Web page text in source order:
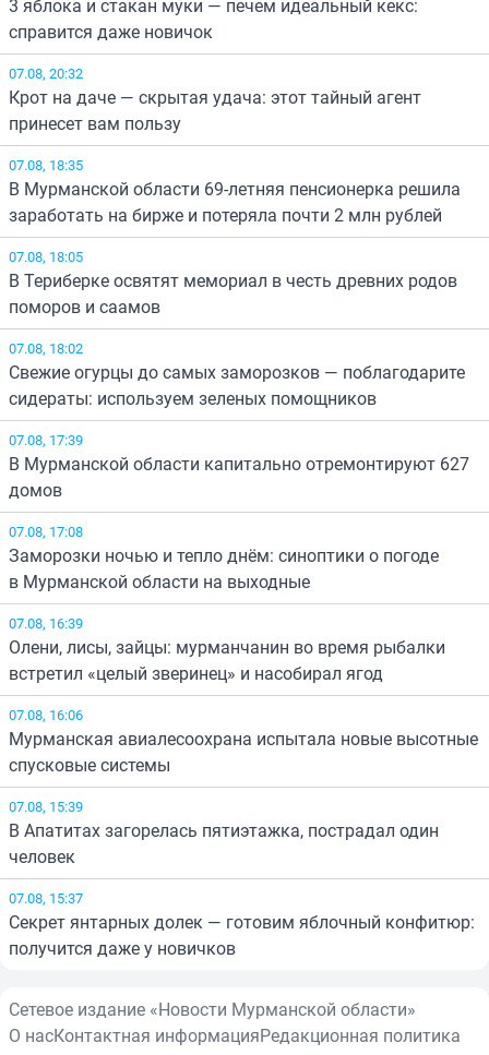
3 яблока и стакан муки — печем идеальный кекс:
справится даже новичок
07.08, 20:32
Крот на даче — скрытая удача: этот тайный агент
принесет вам пользу
07.08, 18:35
В Мурманской области 69-летняя пенсионерка решила
заработать на бирже и потеряла почти 2 млн рублей
07.08, 18:05
В Териберке освятят мемориал в честь древних родов
поморов и саамов
07.08, 18:02
Свежие огурцы до самых заморозков — поблагодарите
сидераты: используем зеленых помощников
07.08, 17:39
В Мурманской области капитально отремонтируют 627
домов
07.08, 17:08
Заморозки ночью и тепло днём: синоптики о погоде
в Мурманской области на выходные
07.08, 16:39
Олени, лисы, зайцы: мурманчанин во время рыбалки
встретил «целый зверинец» и насобирал ягод
07.08, 16:06
Мурманская авиалесоохрана испытала новые высотные
спусковые системы
07.08, 15:39
В Апатитах загорелась пятиэтажка, пострадал один
человек
07.08, 15:37
Секрет янтарных долек — готовим яблочный конфитюр:
получится даже у новичков
Сетевое издание «Новости Мурманской области»
О насКонтактная информацияРедакционная политика